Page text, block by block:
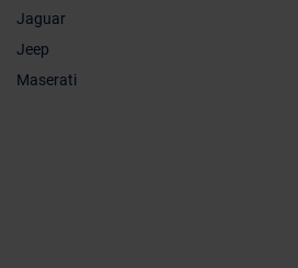
Jaguar
Jeep
Maserati